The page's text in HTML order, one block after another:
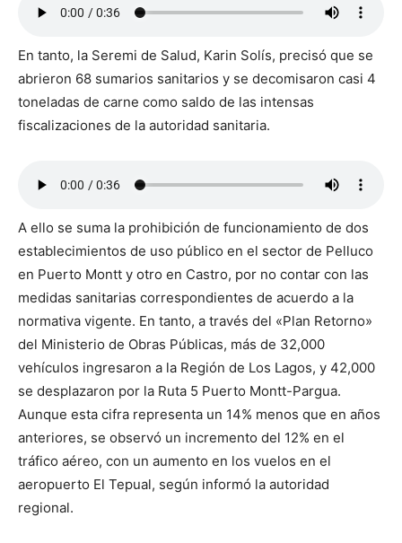
En tanto, la Seremi de Salud, Karin Solís, precisó que se
abrieron 68 sumarios sanitarios y se decomisaron casi 4
toneladas de carne como saldo de las intensas
fiscalizaciones de la autoridad sanitaria.
A ello se suma la prohibición de funcionamiento de dos
establecimientos de uso público en el sector de Pelluco
en Puerto Montt y otro en Castro, por no contar con las
medidas sanitarias correspondientes de acuerdo a la
normativa vigente. En tanto, a través del «Plan Retorno»
del Ministerio de Obras Públicas, más de 32,000
vehículos ingresaron a la Región de Los Lagos, y 42,000
se desplazaron por la Ruta 5 Puerto Montt-Pargua.
Aunque esta cifra representa un 14% menos que en años
anteriores, se observó un incremento del 12% en el
tráfico aéreo, con un aumento en los vuelos en el
aeropuerto El Tepual, según informó la autoridad
regional.